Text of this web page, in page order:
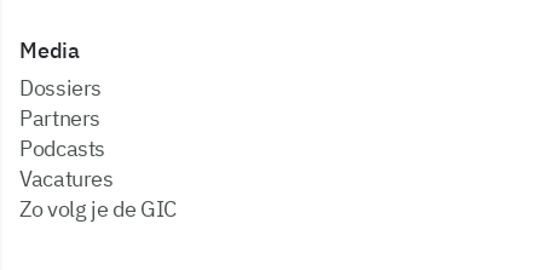
Media
dossiers
partners
podcasts
vacatures
zo volg je de GIC